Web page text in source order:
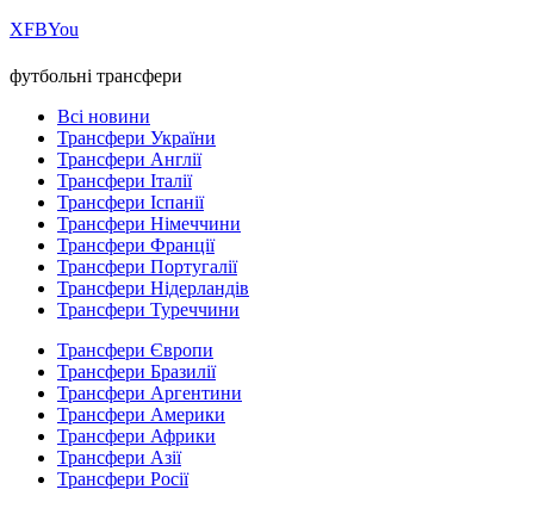
ХFBYou
футбольні трансфери
Всі новини
Трансфери України
Трансфери Англії
Трансфери Італії
Трансфери Іспанії
Трансфери Німеччини
Трансфери Франції
Трансфери Португалії
Трансфери Нідерландів
Трансфери Туреччини
Трансфери Європи
Трансфери Бразилії
Трансфери Аргентини
Трансфери Америки
Трансфери Африки
Трансфери Азії
Трансфери Росії